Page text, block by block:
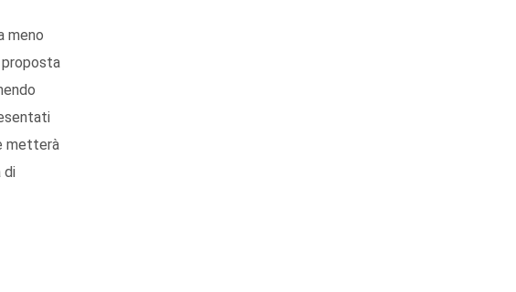
meno
metterà
di